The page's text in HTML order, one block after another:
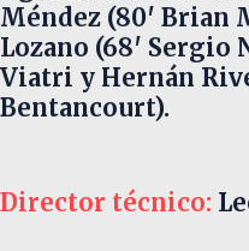
Méndez (80′ Brian
Lozano (68′ Sergio
Viatri y Hernán
Bentancourt).
Director técnico: